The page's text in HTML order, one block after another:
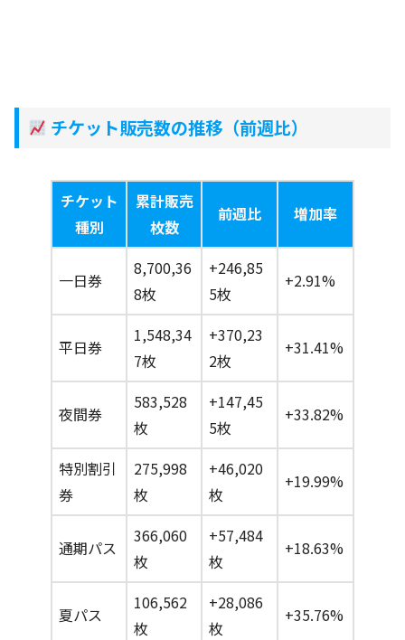
チケット販売数の推移（前週比）
チケット
種別
累計販売
枚数
前週比 増加率
一日券
8,700,36
8枚
+246,85
5枚
+2.91%
平日券
1,548,34
7枚
+370,23
2枚
+31.41%
夜間券
583,528
枚
+147,45
5枚
+33.82%
特別割引
券
275,998
枚
+46,020
枚
+19.99%
通期パス
366,060
枚
+57,484
枚
+18.63%
夏パス
106,562
枚
+28,086
枚
+35.76%